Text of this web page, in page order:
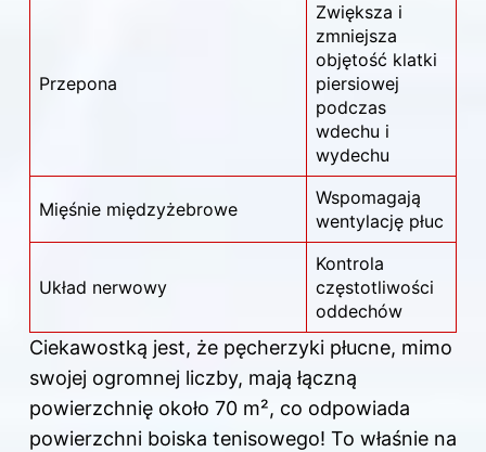
Przepona
Zwiększa i
zmniejsza
objętość klatki
piersiowej
podczas
wdechu i
wydechu
Mięśnie międzyżebrowe
Wspomagają
wentylację płuc
Układ nerwowy
Kontrola
częstotliwości
oddechów
Ciekawostką jest, że pęcherzyki płucne, mimo
swojej ogromnej liczby, mają łączną
powierzchnię około 70 m², co odpowiada
powierzchni boiska tenisowego! To właśnie na